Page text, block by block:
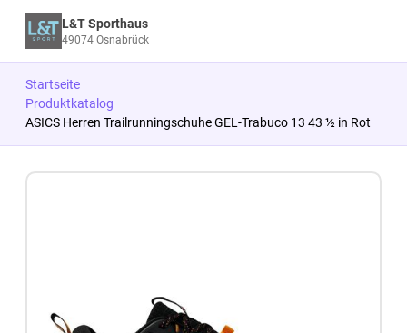
L&T Sporthaus
49074 Osnabrück
Startseite
Produktkatalog
ASICS Herren Trailrunningschuhe GEL-Trabuco 13 43 ½ in Rot